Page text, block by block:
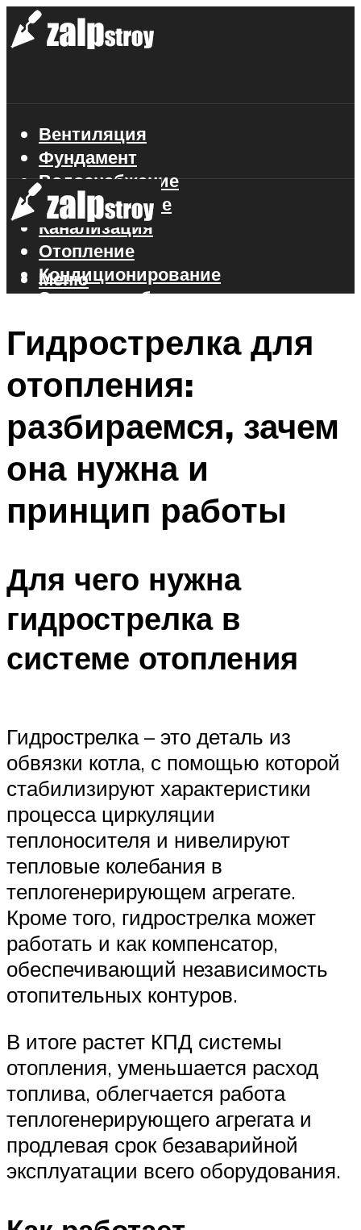
Вентиляция
Фундамент
Водоснабжение
Газоснабжение
Канализация
Отопление
Кондиционирование
Электроснабжение
Меню
Меню
Гидрострелка для
отопления:
разбираемся, зачем
она нужна и
принцип работы
Для чего нужна
гидрострелка в
системе отопления
Гидрострелка – это деталь из
обвязки котла, с помощью которой
стабилизируют характеристики
процесса циркуляции
теплоносителя и нивелируют
тепловые колебания в
теплогенерирующем агрегате.
Кроме того, гидрострелка может
работать и как компенсатор,
обеспечивающий независимость
отопительных контуров.
В итоге растет КПД системы
отопления, уменьшается расход
топлива, облегчается работа
теплогенерирующего агрегата и
продлевая срок безаварийной
эксплуатации всего оборудования.